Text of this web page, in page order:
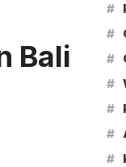
Bali
#
#
#
#
#
#
#